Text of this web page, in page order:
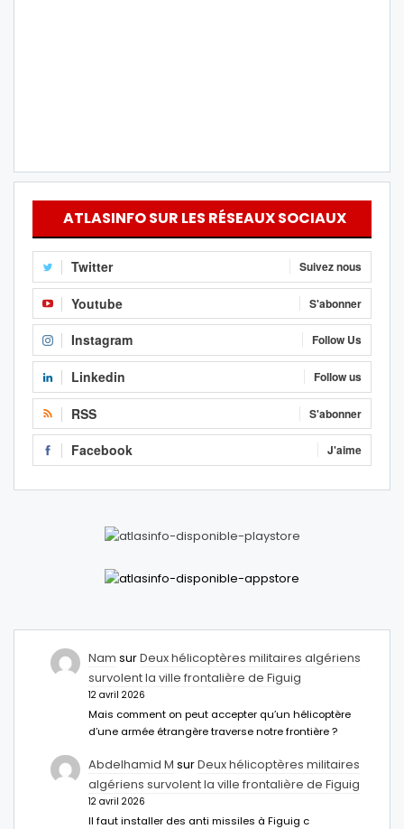
ATLASINFO SUR LES RÉSEAUX SOCIAUX
Twitter Suivez nous
Youtube S'abonner
Instagram Follow Us
Linkedin Follow us
RSS S'abonner
Facebook J'aime
Nam surDeux hélicoptères militaires algériens
survolent la ville frontalière de Figuig
12 avril 2026
Mais comment on peut accepter qu’un hélicoptère
d’une armée étrangère traverse notre frontière ?
Abdelhamid M surDeux hélicoptères militaires
algériens survolent la ville frontalière de Figuig
12 avril 2026
Il faut installer des anti missiles à Figuig c